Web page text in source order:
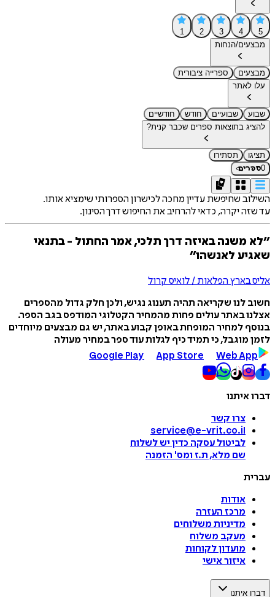
5
4
3
2
1
מבצעים/הנחות
מבצעים
ספרייה ציבורית
עלו לאתר
שבוע שבועיים חודש
חודשיים
להציג בתוצאות ספרים שכבר קנית?
תציגו
תסתירו
0ספרים›
השילוב שחיפשת עדיין מחכה לכישרון הספרותי שימציא אותו.
עד שזה יקרה, כדאי להרחיב את החיפוש דרך הסינון.
״לא משנה באיזה דרך תלכי, אמר החתול - בתנאי
שאגיע לאנשהו״
אליס בארץ הפלאות / לואיס קרול
חשוב לנו שקריאה תהיה תענוג נגיש, ולכן חלק גדול מהספרים
אצלנו באתר עולים פחות מהמחיר הקטלוגי המודפס בגב הספר.
בנוסף למחיר המופחת באופן קבוע באתר, יש גם מבצעים מיוחדים
לזמן מוגבל, כי תמיד כיף לגלות עוד ספר במחיר מעולה
Google Play
App Store Web App
דברו איתנו
צרו קשר
service@e-vrit.co.il
לביטול עסקה כדין יש לשלוח
שם מלא, ת.ז ומס' הזמנה
עברית
אודות
מרכז העזרה
מדיניות משלוחים
מעקב משלוח
מועדון לקוחות
איזור אישי
דברו איתנו